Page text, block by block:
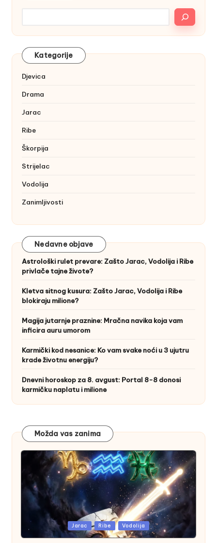
Kategorije
Djevica
Drama
Jarac
Ribe
Škorpija
Strijelac
Vodolija
Zanimljivosti
Nedavne objave
Astrološki rulet prevare: Zašto Jarac, Vodolija i Ribe
privlače tajne živote?
Kletva sitnog kusura: Zašto Jarac, Vodolija i Ribe
blokiraju milione?
Magija jutarnje praznine: Mračna navika koja vam
inficira auru umorom
Karmički kod nesanice: Ko vam svake noći u 3 ujutru
krade životnu energiju?
Dnevni horoskop za 8. avgust: Portal 8-8 donosi
karmičku naplatu i milione
Možda vas zanima
Posted
Jarac Ribe Vodolija